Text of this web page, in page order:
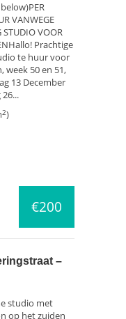
VANWEGE
STUDIO VOOR
Prachtige
te huur voor
week 50 en 51,
13 December
2)
€200
–
studio met
op het zuiden